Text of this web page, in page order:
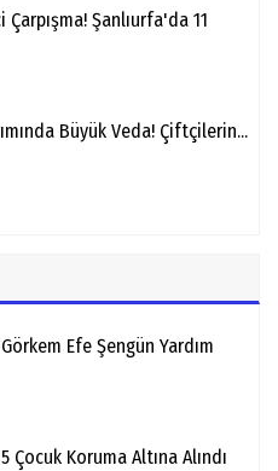
Çarpışma! Şanlıurfa'da 11
Büyük Veda! Çiftçilerin...
Efe Şengün Yardım
Çocuk Koruma Altına Alındı